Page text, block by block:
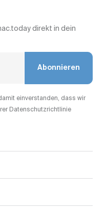
direkt in dein
Abonnieren
einverstanden, dass wir
Datenschutzrichtlinie